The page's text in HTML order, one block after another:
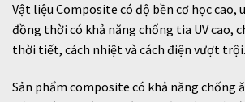
Vật liệu Composite có độ bền cơ học cao,
đồng thời có khả năng chống tia UV cao,
thời tiết, cách nhiệt và cách điện vượt trội.
Sản phẩm composite có khả năng chống